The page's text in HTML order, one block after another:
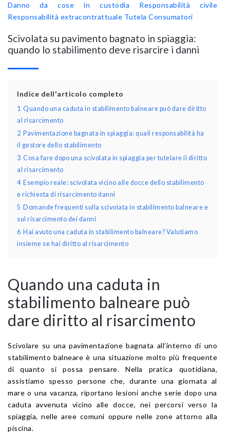
Danno da cose in custodia
Responsabilità civile
Responsabilità extracontrattuale Tutela Consumatori
Scivolata su pavimento bagnato in spiaggia:
quando lo stabilimento deve risarcire i danni
Indice dell'articolo completo
1 Quando una caduta in stabilimento balneare può dare diritto
al risarcimento
2 Pavimentazione bagnata in spiaggia: quali responsabilità ha
il gestore dello stabilimento
3 Cosa fare dopo una scivolata in spiaggia per tutelare il diritto
al risarcimento
4 Esempio reale: scivolata vicino alle docce dello stabilimento
e richiesta di risarcimento danni
5 Domande frequenti sulla scivolata in stabilimento balneare e
sul risarcimento dei danni
6 Hai avuto una caduta in stabilimento balneare? Valutiamo
insieme se hai diritto al risarcimento
Quando una caduta in
stabilimento balneare può
dare diritto al risarcimento
Scivolare su una pavimentazione bagnata all’interno di uno
stabilimento balneare è una situazione molto più frequente
di quanto si possa pensare. Nella pratica quotidiana,
assistiamo spesso persone che, durante una giornata al
mare o una vacanza, riportano lesioni anche serie dopo una
caduta avvenuta vicino alle docce, nei percorsi verso la
spiaggia, nelle aree comuni oppure nelle zone attorno alla
piscina.